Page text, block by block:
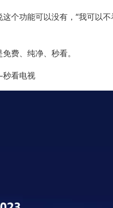
个功能可以没有，“我可以
费、纯净、秒看。
看电视